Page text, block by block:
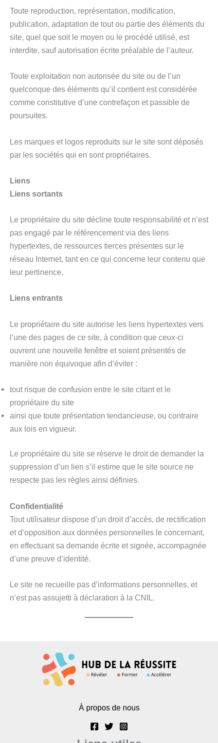
Toute reproduction, représentation, modification,
publication, adaptation de tout ou partie des éléments du
site, quel que soit le moyen ou le procédé utilisé, est
interdite, sauf autorisation écrite préalable de l’auteur.
Toute exploitation non autorisée du site ou de l’un
quelconque des éléments qu’il contient est considérée
comme constitutive d’une contrefaçon et passible de
poursuites.
Les marques et logos reproduits sur le site sont déposés
par les sociétés qui en sont propriétaires.
Liens
Liens sortants
Le propriétaire du site décline toute responsabilité et n’est
pas engagé par le référencement via des liens
hypertextes, de ressources tierces présentes sur le
réseau Internet, tant en ce qui concerne leur contenu que
leur pertinence.
Liens entrants
Le propriétaire du site autorise les liens hypertextes vers
l’une des pages de ce site, à condition que ceux-ci
ouvrent une nouvelle fenêtre et soient présentés de
manière non équivoque afin d’éviter :
tout risque de confusion entre le site citant et le
propriétaire du site
ainsi que toute présentation tendancieuse, ou contraire
aux lois en vigueur.
Le propriétaire du site se réserve le droit de demander la
suppression d’un lien s’il estime que le site source ne
respecte pas les règles ainsi définies.
Confidentialité
Tout utilisateur dispose d’un droit d’accès, de rectification
et d’opposition aux données personnelles le concernant,
en effectuant sa demande écrite et signée, accompagnée
d’une preuve d’identité.
Le site ne recueille pas d’informations personnelles, et
n’est pas assujetti à déclaration à la CNIL.
À propos de nous